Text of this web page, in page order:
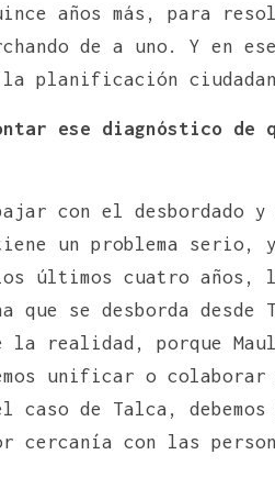
años más, para
de a uno. Y en
planificación
ese diagnóstico de
con el desbordado
un problema serio,
últimos cuatro años,
que se desborda desde
la realidad, porque
unificar o
caso de Talca, debemos
cercanía con las